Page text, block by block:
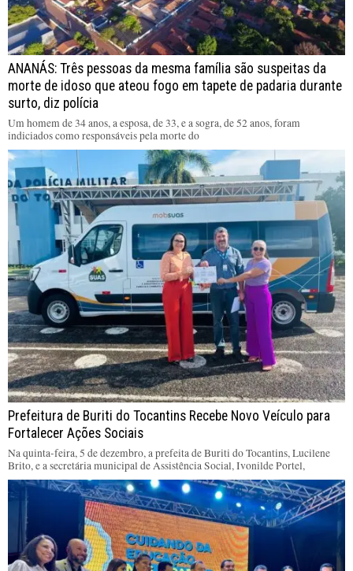
ANANÁS: Três pessoas da mesma família são suspeitas da
morte de idoso que ateou fogo em tapete de padaria durante
surto, diz polícia
Um homem de 34 anos, a esposa, de 33, e a sogra, de 52 anos, foram
indiciados como responsáveis pela morte do
Prefeitura de Buriti do Tocantins Recebe Novo Veículo para
Fortalecer Ações Sociais
Na quinta-feira, 5 de dezembro, a prefeita de Buriti do Tocantins, Lucilene
Brito, e a secretária municipal de Assistência Social, Ivonilde Portel,